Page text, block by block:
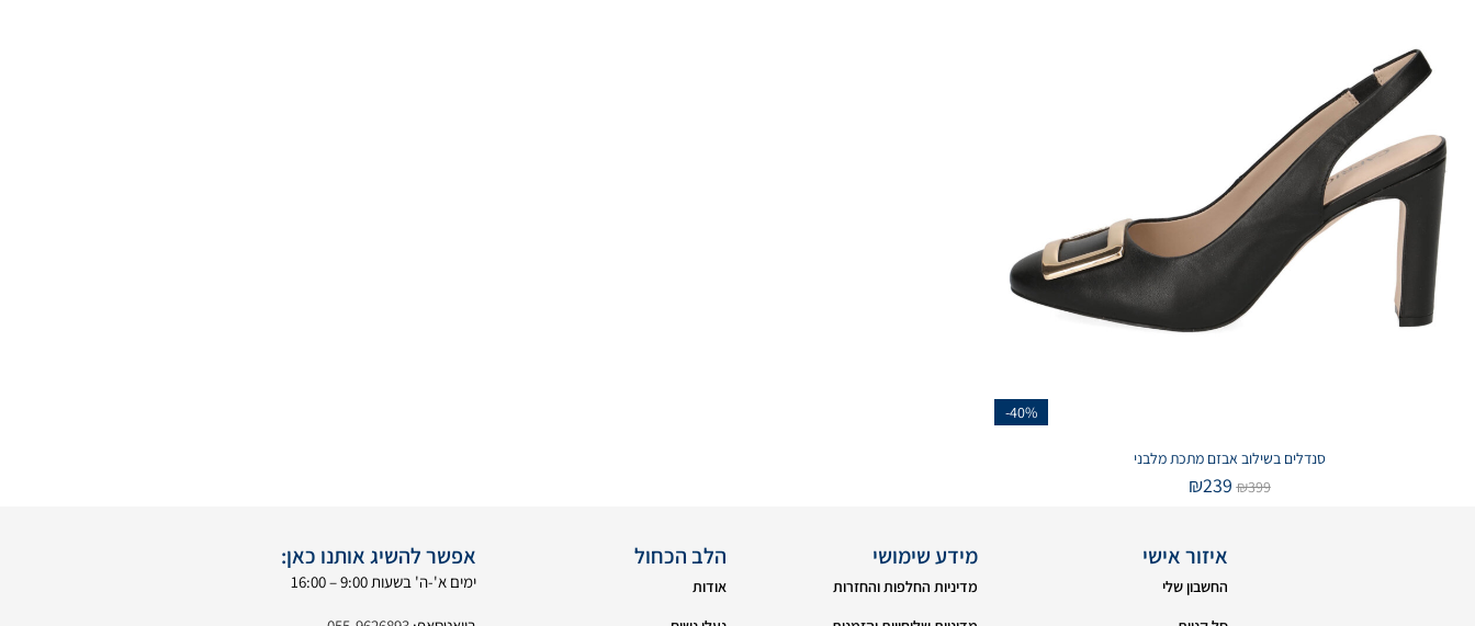
-40%
סנדלים בשילוב אבזם מתכת מלבני
₪399
₪239
איזור אישי
החשבון שלי
מידע שימושי
מדיניות החלפות והחזרות
הלב הכחול
אודות
אפשר להשיג אותנו כאן:
ימים א'-ה' בשעות 9:00 – 16:00